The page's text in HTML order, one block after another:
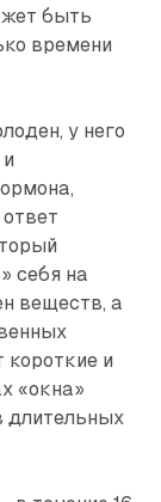
быть
времени
у него
себя на
веществ, а
и
«окна»
длительных